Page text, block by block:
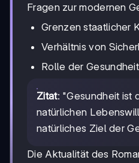
Fragen zur modernen
Grenzen staatlicher
Verhältnis von
Rolle der
Zitat: "Gesundheit ist
natürlichen
natürliches Ziel der
Die Aktualität des